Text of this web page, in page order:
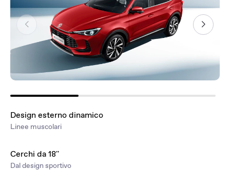
Design esterno dinamico
Linee muscolari
Cerchi da 18''
Dal design sportivo